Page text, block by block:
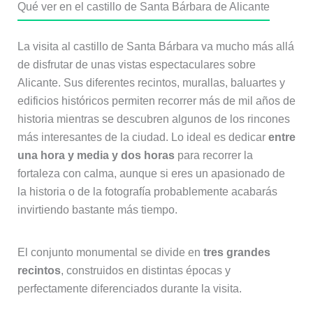
Qué ver en el castillo de Santa Bárbara de Alicante
La visita al castillo de Santa Bárbara va mucho más allá
de disfrutar de unas vistas espectaculares sobre
Alicante. Sus diferentes recintos, murallas, baluartes y
edificios históricos permiten recorrer más de mil años de
historia mientras se descubren algunos de los rincones
más interesantes de la ciudad. Lo ideal es dedicar entre
una hora y media y dos horaspara recorrer la
fortaleza con calma, aunque si eres un apasionado de
la historia o de la fotografía probablemente acabarás
invirtiendo bastante más tiempo.
El conjunto monumental se divide en tres grandes
recintos, construidos en distintas épocas y
perfectamente diferenciados durante la visita.